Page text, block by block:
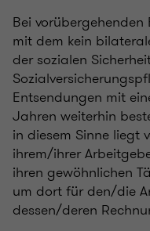
Bei
mit dem kein
der sozialen
Entsendungen mit
Jahren weiterhin
in diesem Sinne liegt
ihrem/ihrer
ihren gewöhnlichen
um dort für den/die
dessen/deren